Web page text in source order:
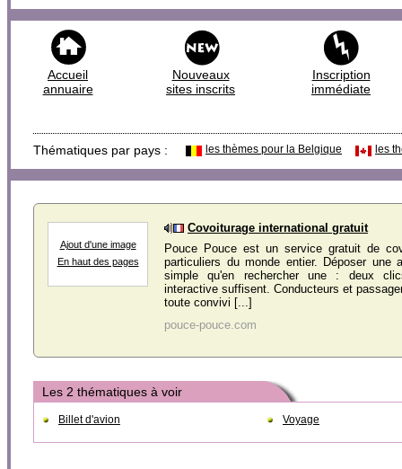
Accueil
annuaire
Nouveaux
sites inscrits
Inscription
immédiate
Thématiques par pays : les thèmes pour la Belgique les
Ajout d'une image
En haut des pages
Covoiturage international gratuit
Pouce Pouce est un service gratuit de
particuliers du monde entier. Déposer une
simple qu'en rechercher une : deux
interactive suffisent. Conducteurs et
toute convivi [...]
pouce-pouce.com
Les 2 thématiques à voir
Billet d'avion Voyage